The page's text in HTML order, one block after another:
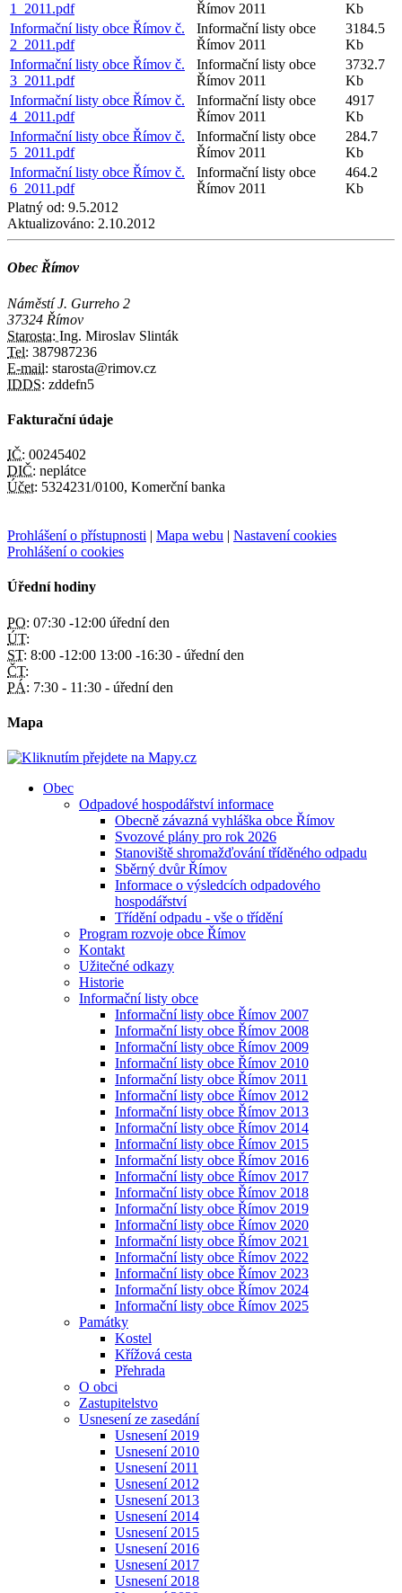
1_2011.pdf
Římov 2011
Kb
Informační listy obce Římov č.
2_2011.pdf
Informační listy obce
Římov 2011
3184.5
Kb
Informační listy obce Římov č.
3_2011.pdf
Informační listy obce
Římov 2011
3732.7
Kb
Informační listy obce Římov č.
4_2011.pdf
Informační listy obce
Římov 2011
4917
Kb
Informační listy obce Římov č.
5_2011.pdf
Informační listy obce
Římov 2011
284.7
Kb
Informační listy obce Římov č.
6_2011.pdf
Informační listy obce
Římov 2011
464.2
Kb
Platný od: 9.5.2012
Aktualizováno: 2.10.2012
Obec Římov
Náměstí J. Gurreho 2
37324 Římov
Starosta: Ing. Miroslav Slinták
Tel: 387987236
E-mail: starosta@rimov.cz
IDDS: zddefn5
Fakturační údaje
IČ: 00245402
DIČ: neplátce
Účet: 5324231/0100, Komerční banka
Prohlášení o přístupnosti | Mapa webu | Nastavení cookies
Prohlášení o cookies
Úřední hodiny
PO: 07:30 -12:00 úřední den
ÚT:
ST: 8:00 -12:00 13:00 -16:30 - úřední den
ČT:
PÁ: 7:30 - 11:30 - úřední den
Mapa
Obec
Odpadové hospodářství informace
Obecně závazná vyhláška obce Římov
Svozové plány pro rok 2026
Stanoviště shromažďování tříděného odpadu
Sběrný dvůr Římov
Informace o výsledcích odpadového
hospodářství
Třídění odpadu - vše o třídění
Program rozvoje obce Římov
Kontakt
Užitečné odkazy
Historie
Informační listy obce
Informační listy obce Římov 2007
Informační listy obce Římov 2008
Informační listy obce Římov 2009
Informační listy obce Římov 2010
Informační listy obce Římov 2011
Informační listy obce Římov 2012
Informační listy obce Římov 2013
Informační listy obce Římov 2014
Informační listy obce Římov 2015
Informační listy obce Římov 2016
Informační listy obce Římov 2017
Informační listy obce Římov 2018
Informační listy obce Římov 2019
Informační listy obce Římov 2020
Informační listy obce Římov 2021
Informační listy obce Římov 2022
Informační listy obce Římov 2023
Informační listy obce Římov 2024
Informační listy obce Římov 2025
Památky
Kostel
Křížová cesta
Přehrada
O obci
Zastupitelstvo
Usnesení ze zasedání
Usnesení 2019
Usnesení 2010
Usnesení 2011
Usnesení 2012
Usnesení 2013
Usnesení 2014
Usnesení 2015
Usnesení 2016
Usnesení 2017
Usnesení 2018